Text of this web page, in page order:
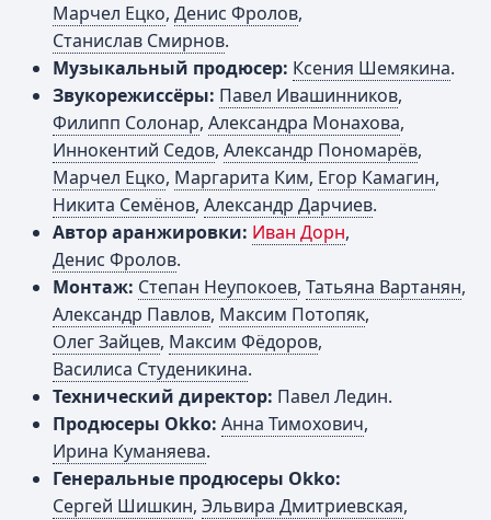
Марчел Ецко, Денис Фролов,
Станислав Смирнов.
Музыкальный продюсер: Ксения Шемякина.
Звукорежиссёры: Павел Ивашинников,
Филипп Солонар, Александра Монахова,
Иннокентий Седов, Александр Пономарёв,
Марчел Ецко, Маргарита Ким, Егор Камагин,
Никита Семёнов, Александр Дарчиев.
Автор аранжировки: Иван Дорн,
Денис Фролов.
Монтаж: Степан Неупокоев, Татьяна Вартанян,
Александр Павлов, Максим Потопяк,
Олег Зайцев, Максим Фёдоров,
Василиса Студеникина.
Технический директор: Павел Ледин.
Продюсеры Okko: Анна Тимохович,
Ирина Куманяева.
Генеральные продюсеры Okko:
Сергей Шишкин, Эльвира Дмитриевская,